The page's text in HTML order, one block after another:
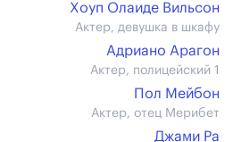
Хоуп Олаиде Вильсон
Актер, девушка в шкафу
Адриано Арагон
Актер, полицейский 1
Пол Мейбон
Актер, отец Мерибет
Джами Ра